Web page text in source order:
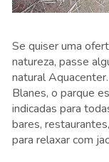
Se quiser uma
natureza, passe
natural
Blanes, o parque
indicadas para
bares,
para relaxar com